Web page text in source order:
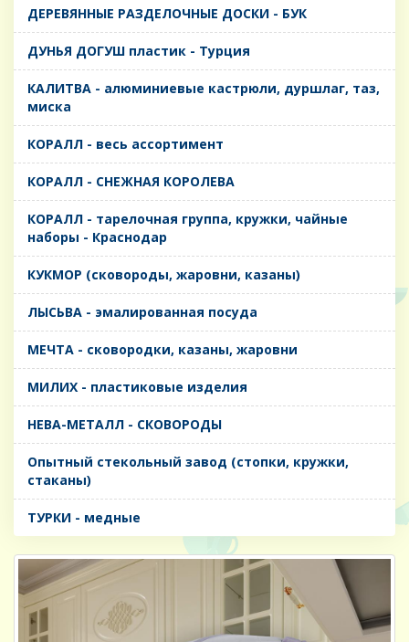
ДЕРЕВЯННЫЕ РАЗДЕЛОЧНЫЕ ДОСКИ - БУК
ДУНЬЯ ДОГУШ пластик - Турция
КАЛИТВА - алюминиевые кастрюли, дуршлаг, таз,
миска
КОРАЛЛ - весь ассортимент
КОРАЛЛ - СНЕЖНАЯ КОРОЛЕВА
КОРАЛЛ - тарелочная группа, кружки, чайные
наборы - Краснодар
КУКМОР (сковороды, жаровни, казаны)
ЛЫСЬВА - эмалированная посуда
МЕЧТА - сковородки, казаны, жаровни
МИЛИХ - пластиковые изделия
НЕВА-МЕТАЛЛ - СКОВОРОДЫ
Опытный стекольный завод (стопки, кружки,
стаканы)
ТУРКИ - медные